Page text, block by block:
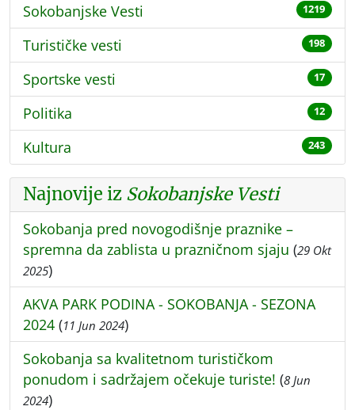
Sokobanjske Vesti 1219
Turističke vesti 198
Sportske vesti 17
Politika 12
Kultura 243
Najnovije iz Sokobanjske Vesti
Sokobanja pred novogodišnje praznike –
spremna da zablista u prazničnom sjaju (29 Okt
2025)
AKVA PARK PODINA - SOKOBANJA - SEZONA
2024 (11 Jun 2024)
Sokobanja sa kvalitetnom turističkom
ponudom i sadržajem očekuje turiste! (8 Jun
2024)